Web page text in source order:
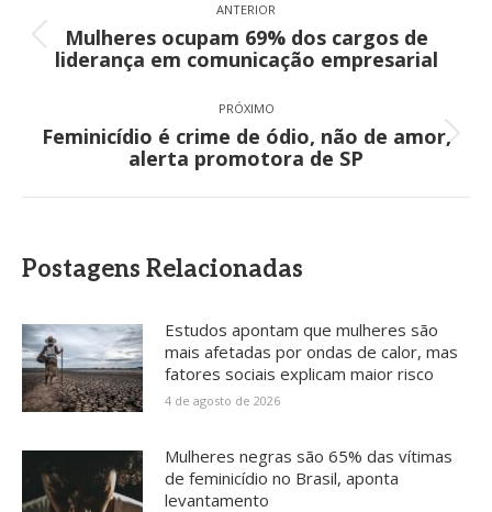
de
post:
ANTERIOR
Post
anterior:
Mulheres ocupam 69% dos cargos de
liderança em comunicação empresarial
PRÓXIMO
Próximo
post:
Feminicídio é crime de ódio, não de amor,
alerta promotora de SP
Postagens Relacionadas
Estudos apontam que mulheres são
mais afetadas por ondas de calor, mas
fatores sociais explicam maior risco
4 de agosto de 2026
Mulheres negras são 65% das vítimas
de feminicídio no Brasil, aponta
levantamento